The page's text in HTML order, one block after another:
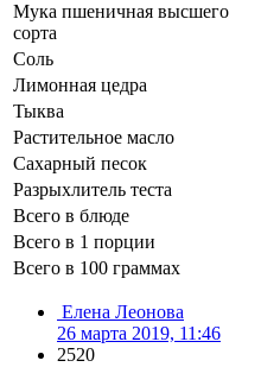
Мука пшеничная высшего
сорта
Соль
Лимонная цедра
Тыква
Растительное масло
Сахарный песок
Разрыхлитель теста
Всего в блюде
Всего в 1 порции
Всего в 100 граммах
Елена Леонова
26 марта 2019, 11:46
2520